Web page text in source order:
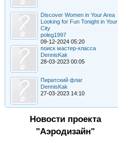
Discover Women in Your Area
Looking for Fun Tonight in Your
City
poleg1997
09-12-2024 05:20
поиск мастер-класса
DennisKak
28-03-2023 00:05
Пиратский флаг
DennisKak
27-03-2023 14:10
Новости проекта
"Аэродизайн"